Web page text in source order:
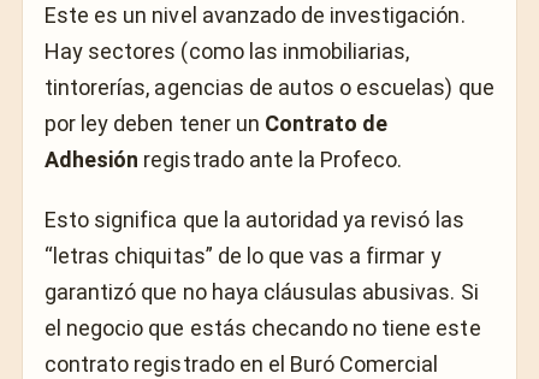
Este es un nivel avanzado de investigación.
Hay sectores (como las inmobiliarias,
tintorerías, agencias de autos o escuelas) que
por ley deben tener un Contrato de
Adhesión registrado ante la Profeco.
Esto significa que la autoridad ya revisó las
“letras chiquitas” de lo que vas a firmar y
garantizó que no haya cláusulas abusivas. Si
el negocio que estás checando no tiene este
contrato registrado en el Buró Comercial